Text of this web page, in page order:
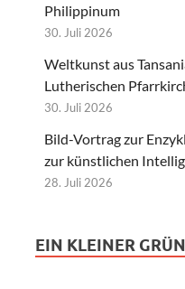
Philippinum
30. Juli 2026
Weltkunst aus
Lutherischen
30. Juli 2026
Bild-Vortrag zur
zur künstlichen
28. Juli 2026
EIN KLEINER